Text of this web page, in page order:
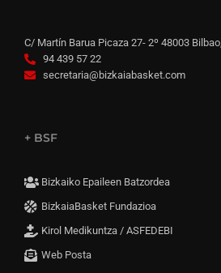
C/ Martín Barua Picaza 27- 2º 48003
94 439 57 22
secretaria@bizkaiabasket.com
+ BSF
Bizkaiko Epaileen Batzordea
BizkaiaBasket Fundazioa
Kirol Medikuntza / ASFEDEBI
Web Posta